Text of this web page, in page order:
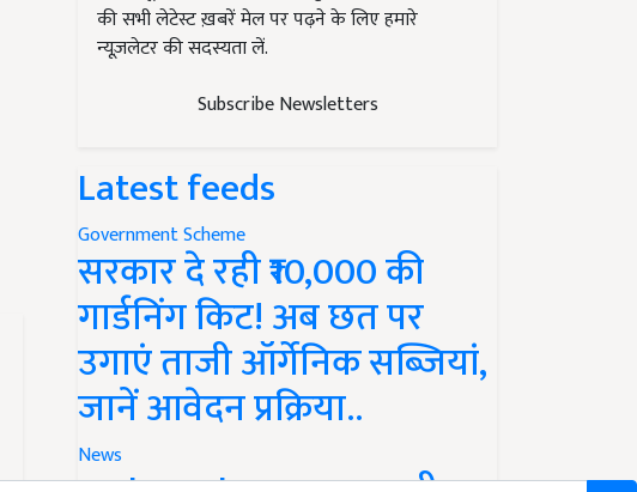
की सभी लेटेस्ट ख़बरें मेल पर पढ़ने के लिए हमारे
न्यूज़लेटर की सदस्यता लें.
Subscribe Newsletters
Latest feeds
Government Scheme
सरकार दे रही ₹10,000 की
गार्डनिंग किट! अब छत पर
उगाएं ताजी ऑर्गेनिक सब्जियां,
जानें आवेदन प्रक्रिया..
News